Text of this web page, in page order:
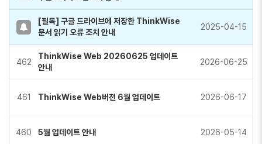
[필독] 구글 드라이브에 저장한 ThinkWise
문서 읽기 오류 조치 안내
2025-04-15
462
ThinkWise Web 20260625 업데이트
안내
2026-06-25
461 ThinkWise Web버전 6월 업데이트 2026-06-17
460 5월 업데이트 안내 2026-05-14